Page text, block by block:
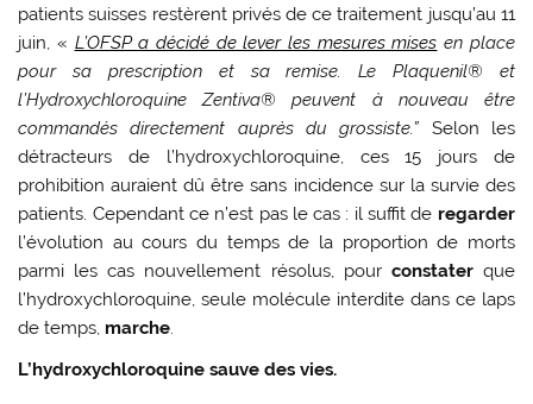
patients suisses restèrent privés de ce traitement jusqu’au 11
juin, « L’OFSP a décidé de lever les mesures mises en place
pour sa prescription et sa remise. Le Plaquenil® et
l’Hydroxychloroquine Zentiva® peuvent à nouveau être
commandés directement auprès du grossiste.” Selon les
détracteurs de l’hydroxychloroquine, ces 15 jours de
prohibition auraient dû être sans incidence sur la survie des
patients. Cependant ce n’est pas le cas : il suffit de regarder
l’évolution au cours du temps de la proportion de morts
parmi les cas nouvellement résolus, pour constaterque
l’hydroxychloroquine, seule molécule interdite dans ce laps
de temps, marche.
L’hydroxychloroquine sauve des vies.